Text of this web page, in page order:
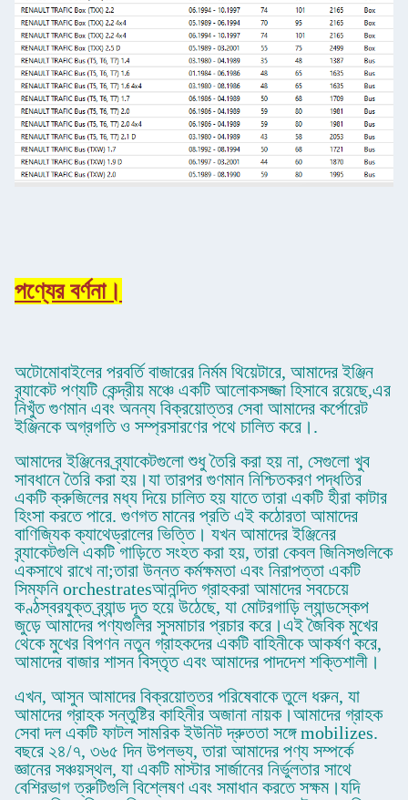
পণ্যের বর্ণনা।
অটোমোবাইলের পরবর্তি বাজারের নির্মম থিয়েটারে, আমাদের ইঞ্জিন
ব্র্যাকেট পণ্যটি কেন্দ্রীয় মঞ্চে একটি আলোকসজ্জা হিসাবে রয়েছে,এর
নিখুঁত গুণমান এবং অনন্য বিক্রয়োত্তর সেবা আমাদের কর্পোরেট
ইঞ্জিনকে অগ্রগতি ও সম্প্রসারণের পথে চালিত করে।.
আমাদের ইঞ্জিনের ব্র্যাকেটগুলো শুধু তৈরি করা হয় না, সেগুলো খুব
সাবধানে তৈরি করা হয়।যা তারপর গুণমান নিশ্চিতকরণ পদ্ধতির
একটি ক্রুজিলের মধ্য দিয়ে চালিত হয় যাতে তারা একটি হীরা কাটার
হিংসা করতে পারে. গুণগত মানের প্রতি এই কঠোরতা আমাদের
বাণিজ্যিক ক্যাথেড্রালের ভিত্তি। যখন আমাদের ইঞ্জিনের
ব্র্যাকেটগুলি একটি গাড়িতে সংহত করা হয়, তারা কেবল জিনিসগুলিকে
একসাথে রাখে না;তারা উন্নত কর্মক্ষমতা এবং নিরাপত্তা একটি
সিম্ফনি orchestratesআনন্দিত গ্রাহকরা আমাদের সবচেয়ে
কণ্ঠস্বরযুক্ত ব্র্যান্ড দূত হয়ে উঠেছে, যা মোটরগাড়ি ল্যান্ডস্কেপ
জুড়ে আমাদের পণ্যগুলির সুসমাচার প্রচার করে।এই জৈবিক মুখের
থেকে মুখের বিপণন নতুন গ্রাহকদের একটি বাহিনীকে আকর্ষণ করে,
আমাদের বাজার শাসন বিস্তৃত এবং আমাদের পাদদেশ শক্তিশালী।
এখন, আসুন আমাদের বিক্রয়োত্তর পরিষেবাকে তুলে ধরুন, যা
আমাদের গ্রাহক সন্তুষ্টির কাহিনীর অজানা নায়ক।আমাদের গ্রাহক
সেবা দল একটি ফাটল সামরিক ইউনিট দ্রুততা সঙ্গে mobilizes.
বছরে ২৪/৭, ৩৬৫ দিন উপলভ্য, তারা আমাদের পণ্য সম্পর্কে
জ্ঞানের সঞ্চয়স্থল, যা একটি মাস্টার সার্জানের নির্ভুলতার সাথে
বেশিরভাগ ত্রুটিগুলি বিশ্লেষণ এবং সমাধান করতে সক্ষম।যদি